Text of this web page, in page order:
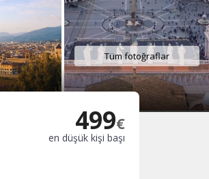
Tüm fotoğraflar
499€
en düşük kişi başı